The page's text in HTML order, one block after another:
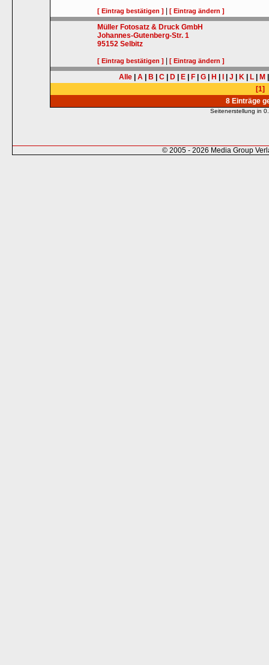
[ Eintrag bestätigen ] |[ Eintrag ändern ]
Müller Fotosatz & Druck GmbH
Johannes-Gutenberg-Str. 1
95152 Selbitz
[ Eintrag bestätigen ] |[ Eintrag ändern ]
Alle A B C D E F G H J K L M
[1]
8 Einträge
Seitenerstellung in
© 2005 - 2026 Media Group